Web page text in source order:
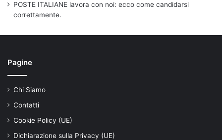
POSTE ITALIANE lavora con noi: ecco come candidarsi
correttamente.
Pagine
Chi Siamo
Contatti
Cookie Policy (UE)
Dichiarazione sulla Privacy (UE)